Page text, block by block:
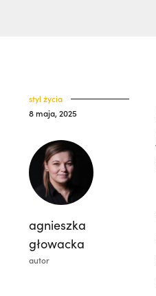
styl życia
8 maja, 2025
agnieszka
głowacka
autor